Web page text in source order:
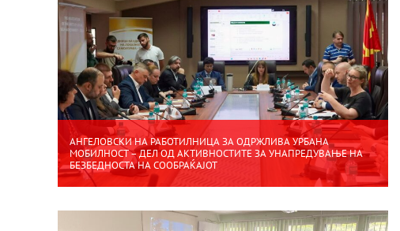
АНГЕЛОВСКИ НА РАБОТИЛНИЦА ЗА ОДРЖЛИВА УРБАНА
МОБИЛНОСТ – ДЕЛ ОД АКТИВНОСТИТЕ ЗА УНАПРЕДУВАЊЕ НА
БЕЗБЕДНОСТА НА СООБРАЌАЈОТ